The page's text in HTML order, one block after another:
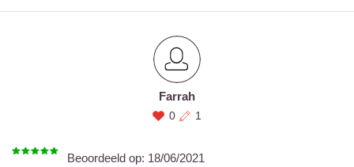
Farrah
0 1
Beoordeeld op: 18/06/2021